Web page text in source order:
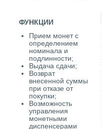
ФУНКЦИИ
Прием монет с
определением
номинала и
подлинности;
Выдача сдачи;
Возврат
внесенной суммы
при отказе от
покупки;
Возможность
управления
монетными
диспенсерами